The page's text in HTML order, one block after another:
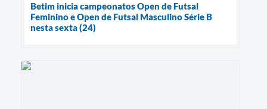
Betim inicia campeonatos Open de Futsal
Feminino e Open de Futsal Masculino Série B
nesta sexta (24)